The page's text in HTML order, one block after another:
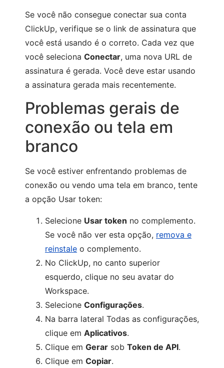
Se você não consegue conectar sua conta
ClickUp, verifique se o link de assinatura que
você está usando é o correto. Cada vez que
você seleciona Conectar, uma nova URL de
assinatura é gerada. Você deve estar usando
a assinatura gerada mais recentemente.
Problemas gerais de
conexão ou tela em
branco
Se você estiver enfrentando problemas de
conexão ou vendo uma tela em branco, tente
a opção Usar token:
Selecione Usar token no complemento.
Se você não ver esta opção, remova e
reinstale o complemento.
No ClickUp, no canto superior
esquerdo, clique no seu avatar do
Workspace.
Selecione Configurações.
Na barra lateral Todas as configurações,
clique em Aplicativos.
Clique em Gerar sob Token de API.
Clique em Copiar.